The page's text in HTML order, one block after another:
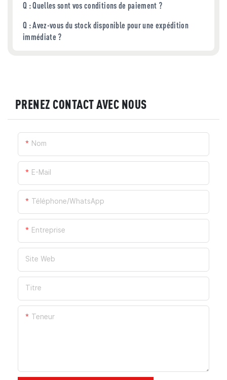
Q : Quelles sont vos conditions de paiement ?
Q : Avez-vous du stock disponible pour une expédition
immédiate ?
PRENEZ CONTACT AVEC NOUS
Nom
E-Mail
Téléphone/WhatsApp
Entreprise
Site Web
Titre
Teneur